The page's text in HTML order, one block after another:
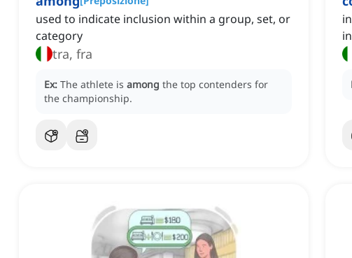
used to indicate inclusion within a group, set, or
category
tra, fra
Ex: The athlete is among the top contenders for
the championship.